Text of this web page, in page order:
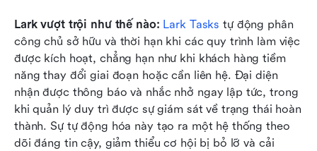
Lark vượt trội như thế nào: Lark Tasks tự động phân
công chủ sở hữu và thời hạn khi các quy trình làm việc
được kích hoạt, chẳng hạn như khi khách hàng tiềm
năng thay đổi giai đoạn hoặc cần liên hệ. Đại diện
nhận được thông báo và nhắc nhở ngay lập tức, trong
khi quản lý duy trì được sự giám sát về trạng thái hoàn
thành. Sự tự động hóa này tạo ra một hệ thống theo
dõi đáng tin cậy, giảm thiểu cơ hội bị bỏ lỡ và cải